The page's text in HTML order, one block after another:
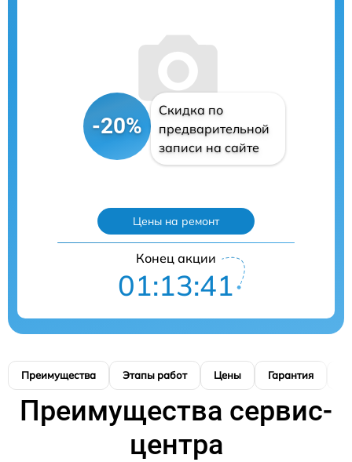
-20%
Скидка по
предварительной
записи на сайте
Цены на ремонт
Конец акции
01:13:40
Преимущества Этапы работ Цены Гарантия
Преимущества сервис-
центра